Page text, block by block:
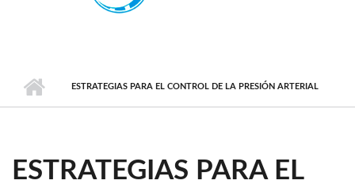
ESTRATEGIAS PARA EL CONTROL DE LA PRESIÓN ARTERIAL
ESTRATEGIAS PARA EL